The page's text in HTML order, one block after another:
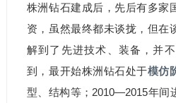
株洲钻石建成后，先后有多家
资，虽然最终都未谈拢，但在
解到了先进技术、装备，并
到，最开始株洲钻石处于模仿
型、结构等；2010—2015年间